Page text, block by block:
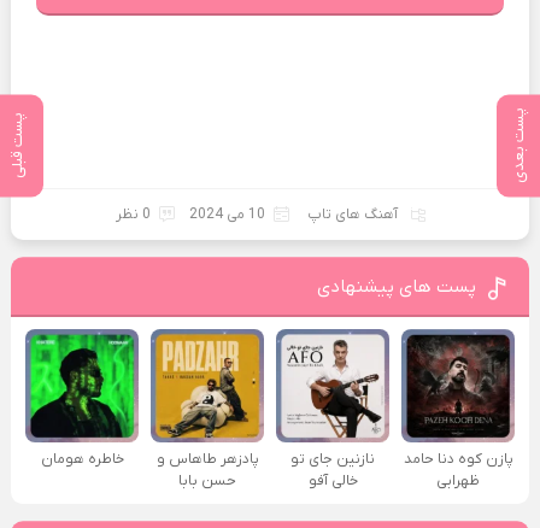
پست بعدی پست قبلی
آهنگ های تاپ 10 می 2024 0 نظر
پست های پیشنهادی
پازن کوه دنا حامد
ظهرابی
نازنین جای تو
خالی آفو
پادزهر طاهاس و
حسن بابا
خاطره هومان